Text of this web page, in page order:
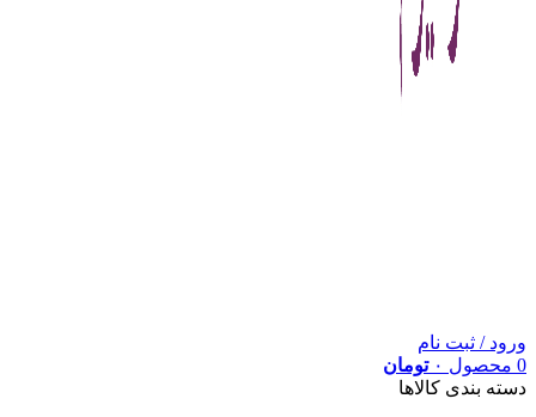
ورود / ثبت نام
0 محصول ۰ تومان
دسته بندی کالاها